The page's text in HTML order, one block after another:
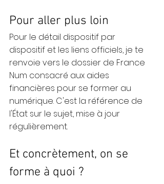
Pour aller plus loin
Pour le détail dispositif par
dispositif et les liens officiels, je te
renvoie vers le dossier de France
Num consacré aux aides
financières pour se former au
numérique. C'est la référence de
l'État sur le sujet, mise à jour
régulièrement.
Et concrètement, on se
forme à quoi ?